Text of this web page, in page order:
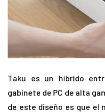
Taku es un híbrido
gabinete de PC de alta
de este diseño es que el